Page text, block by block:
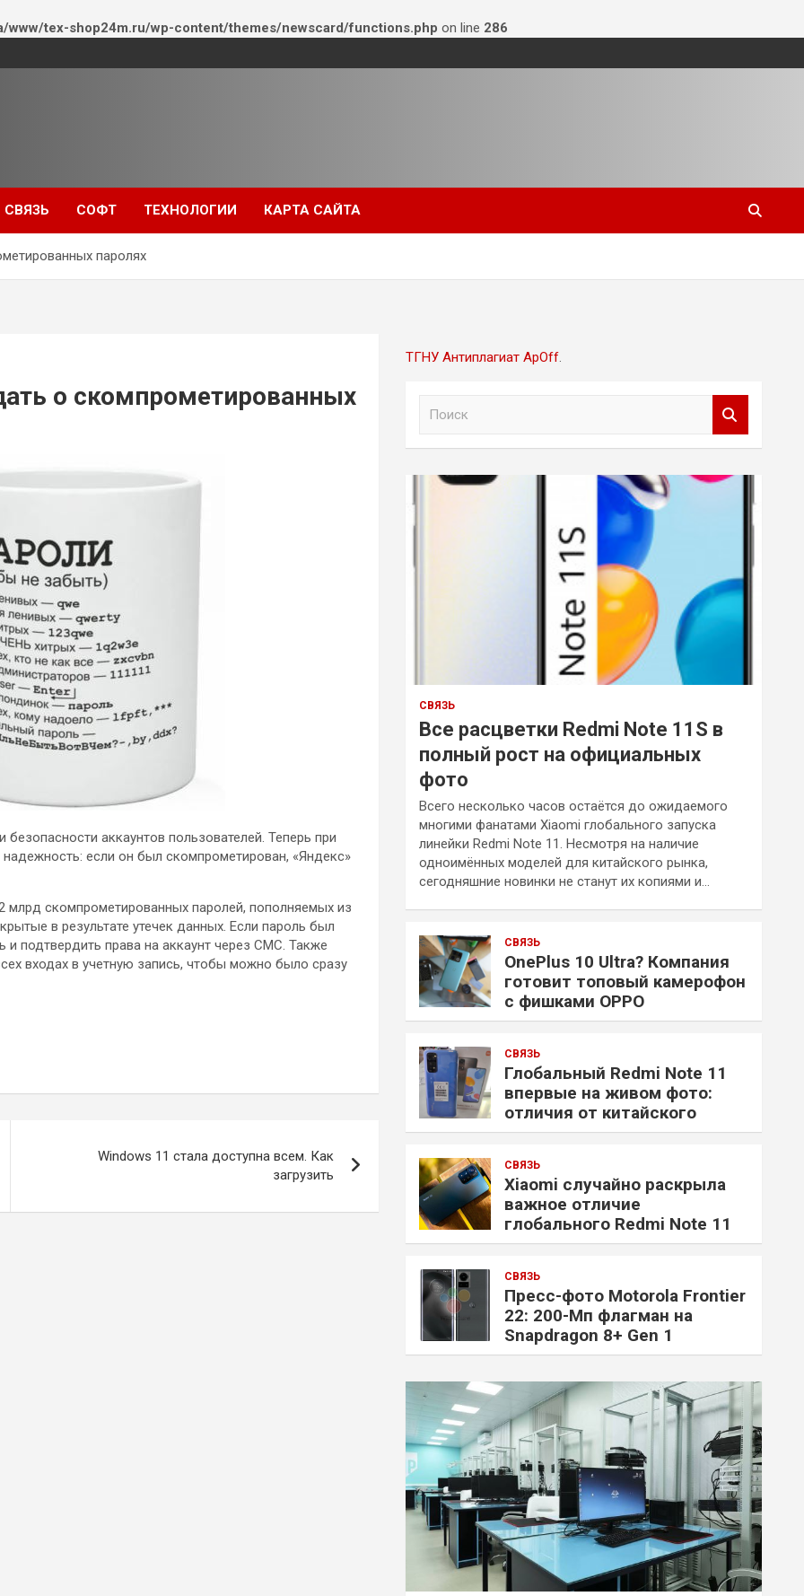
www/tex-shop24m.ru/wp-content/themes/newscard/functions.php on line 286
СВЯЗЬ СОФТ ТЕХНОЛОГИИ КАРТА САЙТА
паролях
о скомпрометированных
аккаунтов пользователей. Теперь при
если он был скомпрометирован, «Яндекс»
млрд скомпрометированных паролей, пополняемых из
в результате утечек данных. Если пароль был
и подтвердить права на аккаунт через СМС. Также
входах в учетную запись, чтобы можно было сразу
Windows 11 стала доступна всем. Как
загрузить
ТГНУ Антиплагиат ApOff.
к
СВЯЗЬ
Все расцветки Redmi Note 11S в
полный рост на официальных
фото
Всего несколько часов остаётся до ожидаемого
многими фанатами Xiaomi глобального запуска
линейки Redmi Note 11. Несмотря на наличие
одноимённых моделей для китайского рынка,
сегодняшние новинки не станут их копиями и…
СВЯЗЬ
OnePlus 10 Ultra? Компания
готовит топовый камерофон
с фишками OPPO
СВЯЗЬ
Глобальный Redmi Note 11
впервые на живом фото:
отличия от китайского
СВЯЗЬ
Xiaomi случайно раскрыла
важное отличие
глобального Redmi Note 11
СВЯЗЬ
Пресс-фото Motorola Frontier
22: 200-Мп флагман на
Snapdragon 8+ Gen 1